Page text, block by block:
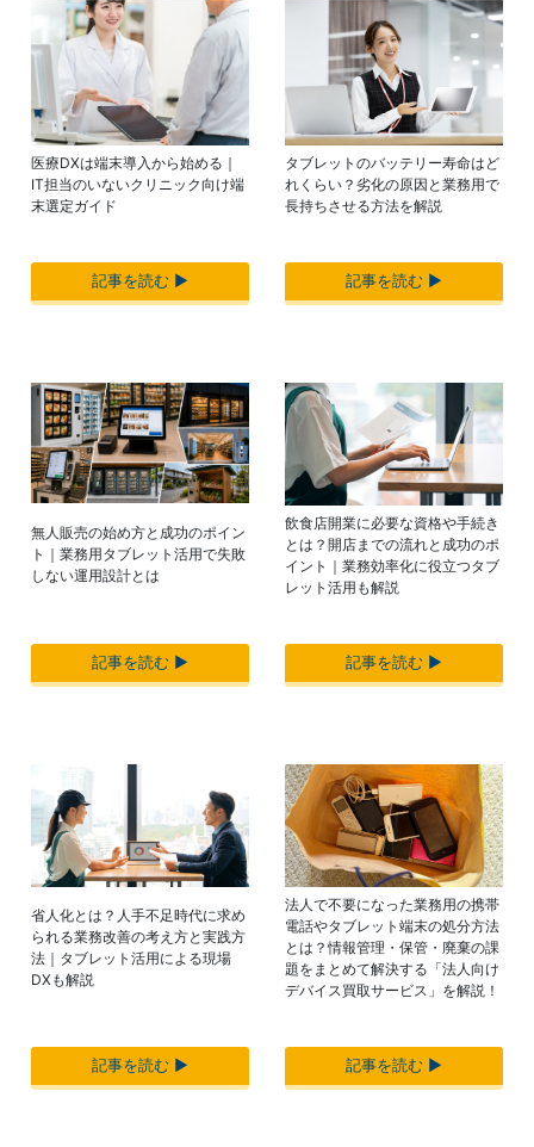
医療DXは端末導入から始める｜
IT担当のいないクリニック向け端
末選定ガイド
記事を読む ▶︎
タブレットのバッテリー寿命はど
れくらい？劣化の原因と業務用で
長持ちさせる方法を解説
記事を読む ▶︎
無人販売の始め方と成功のポイン
ト｜業務用タブレット活用で失敗
しない運用設計とは
記事を読む ▶︎
飲食店開業に必要な資格や手続き
とは？開店までの流れと成功のポ
イント｜業務効率化に役立つタブ
レット活用も解説
記事を読む ▶︎
省人化とは？人手不足時代に求め
られる業務改善の考え方と実践方
法｜タブレット活用による現場
DXも解説
記事を読む ▶︎
法人で不要になった業務用の携帯
電話やタブレット端末の処分方法
とは？情報管理・保管・廃棄の課
題をまとめて解決する「法人向け
デバイス買取サービス」を解説！
記事を読む ▶︎